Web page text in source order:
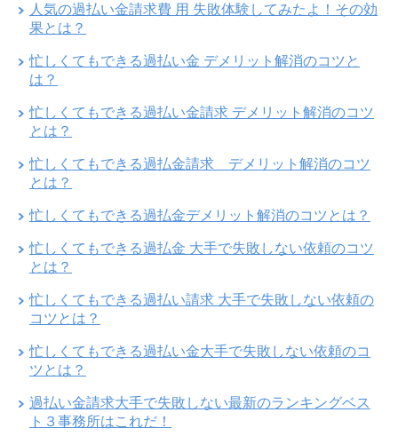
人気の過払い金請求費 用 失敗体験してみたよ！その効
果とは？
忙しくてもできる過払い金 デメリット解消のコツと
は？
忙しくてもできる過払い金請求 デメリット解消のコツ
とは？
忙しくてもできる過払金請求 デメリット解消のコツ
とは？
忙しくてもできる過払金デメリット解消のコツとは？
忙しくてもできる過払金 大手で失敗しない依頼のコツ
とは？
忙しくてもできる過払い請求 大手で失敗しない依頼の
コツとは？
忙しくてもできる過払い金大手で失敗しない依頼のコ
ツとは？
過払い金請求大手で失敗しない最新のランキングベス
ト３事務所はこれだ！